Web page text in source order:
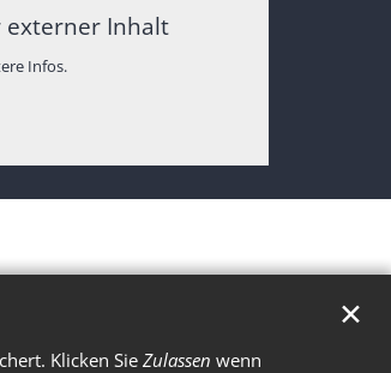
Klicken Sie Zulassen wenn
✕
externer Inhalt
Infos.